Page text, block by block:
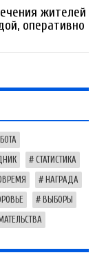
жителей
оперативно
СТАТИСТИКА
НАГРАДА
ВЫБОРЫ